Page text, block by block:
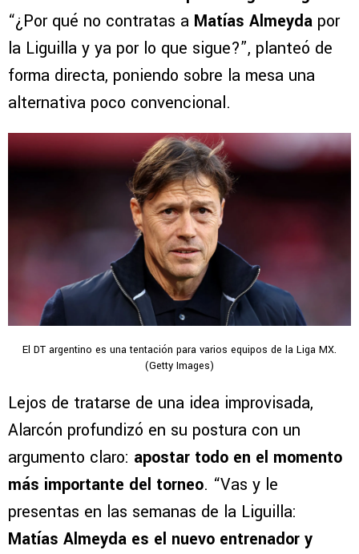
“¿Por qué no contratas a Matías Almeyda por
la Liguilla y ya por lo que sigue?”, planteó de
forma directa, poniendo sobre la mesa una
alternativa poco convencional.
El DT argentino es una tentación para varios equipos de la Liga MX.
(Getty Images)
Lejos de tratarse de una idea improvisada,
Alarcón profundizó en su postura con un
argumento claro: apostar todo en el momento
más importante del torneo. “Vas y le
presentas en las semanas de la Liguilla:
Matías Almeyda es el nuevo entrenador y